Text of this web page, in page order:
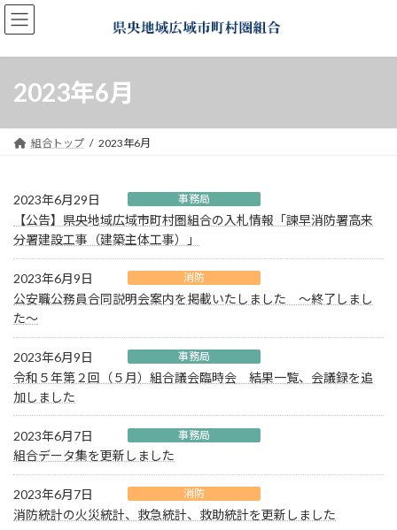
コ
ン
ン
キ
ナ
ビ
ー
に
2023年6月
組合トップ 2023年6月
2023年6月29日 事務局
【公告】県央地域広域市町村圏組合の入札情報「諫早消防署高来
分署建設工事（建築主体工事）」
2023年6月9日 消防
公安職公務員合同説明会案内を掲載いたしました ～終了しまし
た～
2023年6月9日 事務局
令和５年第２回（５月）組合議会臨時会 結果一覧、会議録を追
加しました
2023年6月7日 事務局
組合データ集を更新しました
2023年6月7日 消防
消防統計の火災統計、救急統計、救助統計を更新しました